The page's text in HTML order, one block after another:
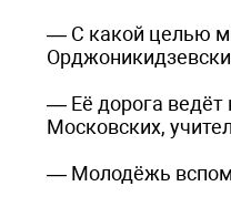
— С какой целью
— Её дорога ведёт
Московских,
— Молодёжь